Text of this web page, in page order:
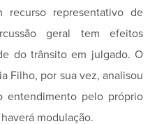
recurso representativo de
geral tem efeitos
do trânsito em julgado. O
Filho, por sua vez, analisou
entendimento pelo próprio
modulação.